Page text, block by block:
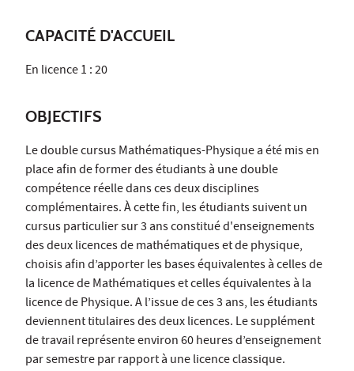
CAPACITÉ D'ACCUEIL
En licence 1 : 20
OBJECTIFS
Le double cursus Mathématiques-Physique a été mis en
place afin de former des étudiants à une double
compétence réelle dans ces deux disciplines
complémentaires. À cette fin, les étudiants suivent un
cursus particulier sur 3 ans constitué d'enseignements
des deux licences de mathématiques et de physique,
choisis afin d’apporter les bases équivalentes à celles de
la licence de Mathématiques et celles équivalentes à la
licence de Physique. A l’issue de ces 3 ans, les étudiants
deviennent titulaires des deux licences. Le supplément
de travail représente environ 60 heures d’enseignement
par semestre par rapport à une licence classique.